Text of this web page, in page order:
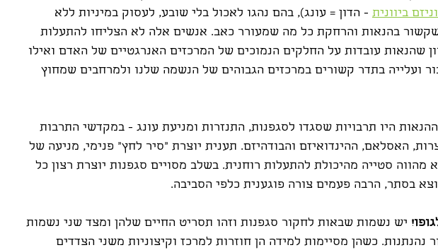
ביוונית - הדון = עונג), בהם נהגו לאכול בלי שובע, לעסוק במיניות ללא
בהנאות והרחקת כל מה שמעורר כאב. אנשים אלה לא הצליחו להתעלות
שהנאות עובדות על החלקים הנמוכים של המרכזים האנרגטיים של האדם ואילו
ועלייה בתדר קשורים במרכזים הגבוהים של הנשמה שלנו ולמרחבים שמחוץ
היו תרבויות שסגדו לסגפנות, התנזרות ומניעת עונג - במקדשי התרבות
האסלאם, ההינדואיזם והבודהיזם. תענית יוצרת "סיר לחץ" פנימי, מניעה של
מהווה סטייה מהיכולת להתעלות רוחנית. בשלב מסויים סגפנות יוצרת רצון כל
בסתר, הרבה פעמים צורה פוגענית כלפי הסביבה.
יש נשמות שבאות לחקור סגפנות וזהו תסריט החיים שלהן ומצד שני נשמות
נהנתנות. כשהן מסיימות למידה הן חוזרות למרכז וקיצוניות משני הצדדים